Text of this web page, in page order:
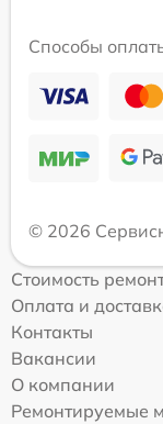
Способы
© 2026
Стоимость
Оплата и
Контакты
Вакансии
О компании
Ремонтируемые